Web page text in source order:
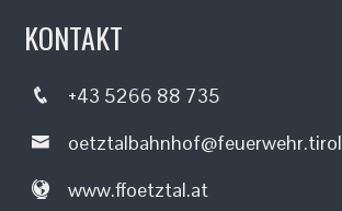
KONTAKT
+43 5266 88 735
oetztalbahnhof@feuerwehr.tirol
www.ffoetztal.at